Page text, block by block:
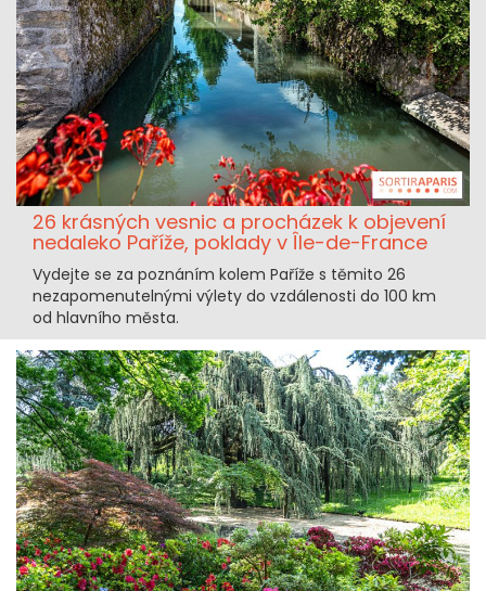
26 krásných vesnic a procházek k objevení
nedaleko Paříže, poklady v Île-de-France
Vydejte se za poznáním kolem Paříže s těmito 26
nezapomenutelnými výlety do vzdálenosti do 100 km
od hlavního města.